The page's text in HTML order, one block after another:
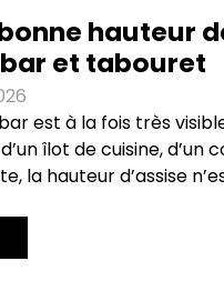
hauteur
et tabouret
est à la fois très
îlot de cuisine, d’un
la hauteur d’assise
trop basse oblige à
les épaules. Une